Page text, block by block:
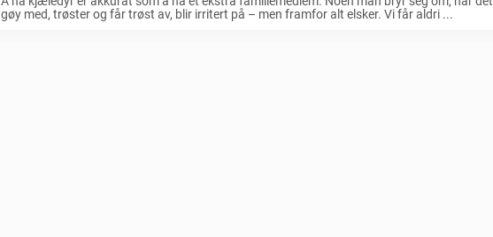
gøy med, trøster og får trøst av, blir irritert på – men framfor alt elsker. Vi får aldri ...